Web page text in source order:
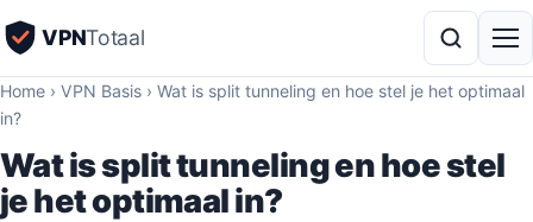
VPNTotaal
Home › VPN Basis › Wat is split tunneling en hoe stel je het optimaal
in?
Wat is split tunneling en hoe stel
je het optimaal in?